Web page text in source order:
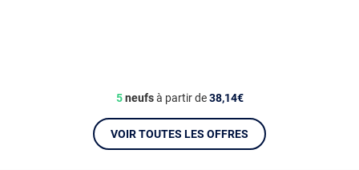
5neufsà partir de38,14€
VOIR TOUTES LES OFFRES